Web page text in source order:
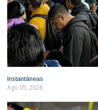
Instantáneas
Ago 05, 2026